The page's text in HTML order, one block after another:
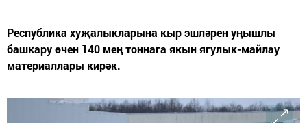
Республика хуҗалыкларына кыр эшләрен уңышлы
башкару өчен 140 мең тоннага якын ягулык-майлау
материаллары кирәк.